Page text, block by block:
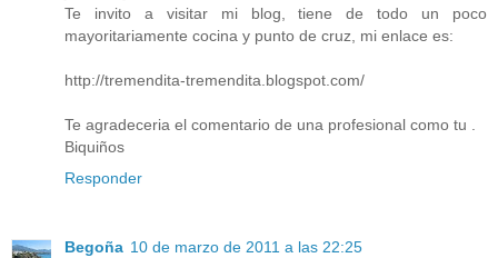
Te invito a visitar mi blog, tiene de todo un poco
mayoritariamente cocina y punto de cruz, mi enlace es:
http://tremendita-tremendita.blogspot.com/
Te agradeceria el comentario de una profesional como tu .
Biquiños
Responder
Begoña 10 de marzo de 2011 a las 22:25